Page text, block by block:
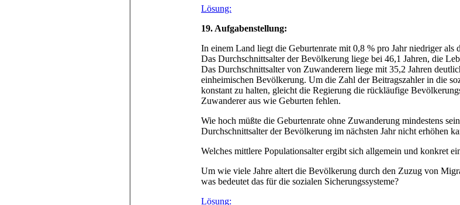
Lösung:
19. Aufgabenstellung:
In einem Land liegt die Geburtenrate mit 0,8 % pro Jahr niedriger als
Das Durchschnittsalter der Bevölkerung liege bei 46,1 Jahren, die
Das Durchschnittsalter von Zuwanderern liege mit 35,2 Jahren
einheimischen Bevölkerung. Um die Zahl der Beitragszahler in die
konstant zu halten, gleicht die Regierung die rückläufige
Zuwanderer aus wie Geburten fehlen.
Wie hoch müßte die Geburtenrate ohne Zuwanderung mindestens
Durchschnittsalter der Bevölkerung im nächsten Jahr nicht erhöhen
Welches mittlere Populationsalter ergibt sich allgemein und konkret
Um wie viele Jahre altert die Bevölkerung durch den Zuzug von
was bedeutet das für die sozialen Sicherungssysteme?
Lösung: